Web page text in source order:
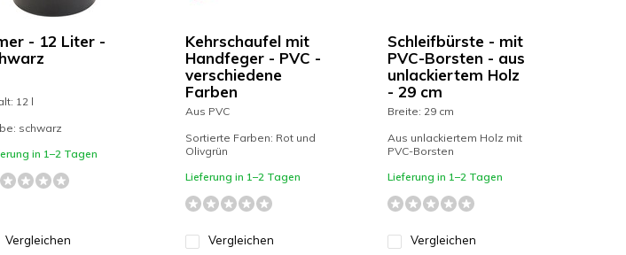
- 12 Liter -
12 l
schwarz
in 1–2 Tagen
Vergleichen
Kehrschaufel mit
Handfeger - PVC -
verschiedene
Farben
Aus PVC
Sortierte Farben: Rot und
Olivgrün
Lieferung in 1–2 Tagen
Vergleichen
Schleifbürste - mit
PVC-Borsten - aus
unlackiertem Holz
- 29 cm
Breite: 29 cm
Aus unlackiertem Holz mit
PVC-Borsten
Lieferung in 1–2 Tagen
Vergleichen